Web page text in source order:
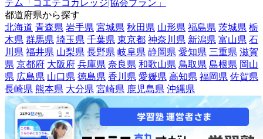
テム「コエテコカレッジ|協会プラン」
都道府県から探す
北海道 青森県 岩手県 宮城県 秋田県 山形県 福島県 茨城県 栃
木県 群馬県 埼玉県 千葉県 東京都 神奈川県 新潟県 富山県 石
川県 福井県 山梨県 長野県 岐阜県 静岡県 愛知県 三重県 滋賀
県 京都府 大阪府 兵庫県 奈良県 和歌山県 鳥取県 島根県 岡山
県 広島県 山口県 徳島県 香川県 愛媛県 高知県 福岡県 佐賀県
長崎県 熊本県 大分県 宮崎県 鹿児島県 沖縄県